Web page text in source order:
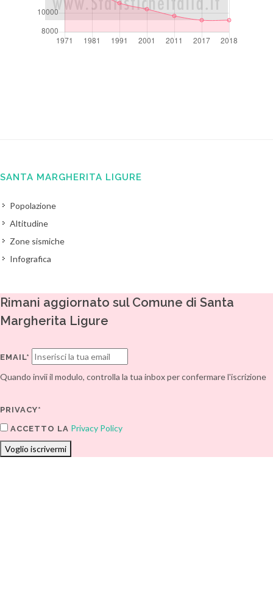
SANTA MARGHERITA LIGURE
Popolazione
Altitudine
Zone sismiche
Infografica
Rimani aggiornato sul Comune di Santa
Margherita Ligure
EMAIL*
Quando invii il modulo, controlla la tua inbox per confermare l'iscrizione
PRIVACY*
ACCETTO LA Privacy Policy
Voglio iscrivermi